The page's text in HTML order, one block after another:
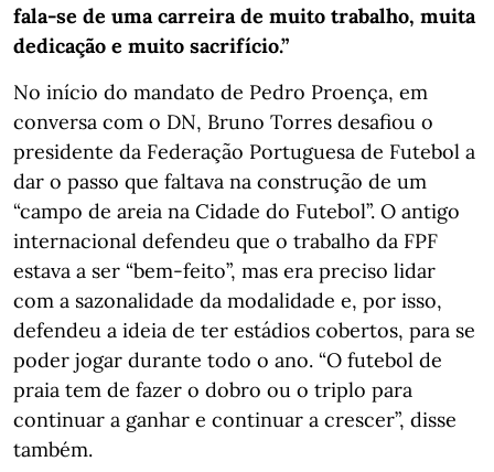
fala-se de uma carreira de muito trabalho, muita
dedicação e muito sacrifício.”
No início do mandato de Pedro Proença, em
conversa com o DN, Bruno Torres desafiou o
presidente da Federação Portuguesa de Futebol a
dar o passo que faltava na construção de um
“campo de areia na Cidade do Futebol”. O antigo
internacional defendeu que o trabalho da FPF
estava a ser “bem-feito”, mas era preciso lidar
com a sazonalidade da modalidade e, por isso,
defendeu a ideia de ter estádios cobertos, para se
poder jogar durante todo o ano. “O futebol de
praia tem de fazer o dobro ou o triplo para
continuar a ganhar e continuar a crescer”, disse
também.